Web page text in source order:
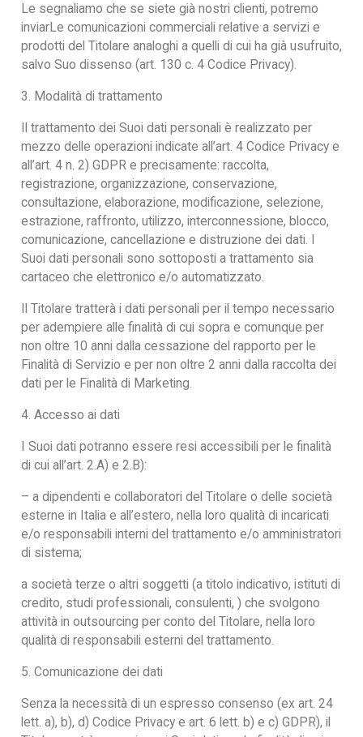
Le segnaliamo che se siete già nostri clienti, potremo
inviarLe comunicazioni commerciali relative a servizi e
prodotti del Titolare analoghi a quelli di cui ha già usufruito,
salvo Suo dissenso (art. 130 c. 4 Codice Privacy).
3. Modalità di trattamento
Il trattamento dei Suoi dati personali è realizzato per
mezzo delle operazioni indicate all’art. 4 Codice Privacy e
all’art. 4 n. 2) GDPR e precisamente: raccolta,
registrazione, organizzazione, conservazione,
consultazione, elaborazione, modificazione, selezione,
estrazione, raffronto, utilizzo, interconnessione, blocco,
comunicazione, cancellazione e distruzione dei dati. I
Suoi dati personali sono sottoposti a trattamento sia
cartaceo che elettronico e/o automatizzato.
Il Titolare tratterà i dati personali per il tempo necessario
per adempiere alle finalità di cui sopra e comunque per
non oltre 10 anni dalla cessazione del rapporto per le
Finalità di Servizio e per non oltre 2 anni dalla raccolta dei
dati per le Finalità di Marketing.
4. Accesso ai dati
I Suoi dati potranno essere resi accessibili per le finalità
di cui all’art. 2.A) e 2.B):
– a dipendenti e collaboratori del Titolare o delle società
esterne in Italia e all’estero, nella loro qualità di incaricati
e/o responsabili interni del trattamento e/o amministratori
di sistema;
a società terze o altri soggetti (a titolo indicativo, istituti di
credito, studi professionali, consulenti, ) che svolgono
attività in outsourcing per conto del Titolare, nella loro
qualità di responsabili esterni del trattamento.
5. Comunicazione dei dati
Senza la necessità di un espresso consenso (ex art. 24
lett. a), b), d) Codice Privacy e art. 6 lett. b) e c) GDPR), il